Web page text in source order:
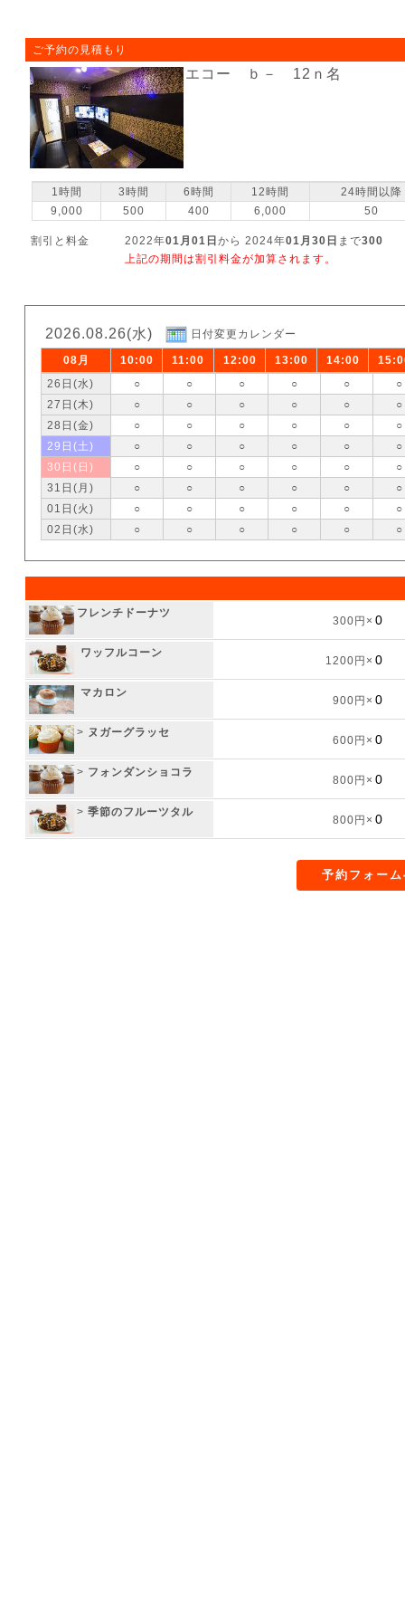
ご予約の見積もり
エコー ｂ－ 12ｎ名
1時間 3時間 6時間 12時間
24時間以降
9,000
500 400 6,000 50
割引と料金 2022年01月01日 から 2024年01月30日 まで300
上記の期間は割引料金が加算されます。
2026.08.26(水) 日付変更カレンダー
08月 10:00 11:00 12:00 13:00 14:00
26日(水)
○ ○ ○ ○ ○
○
27日(木)
○ ○ ○ ○ ○
○
28日(金)
○ ○ ○ ○ ○
○
29日(土)
○ ○ ○ ○ ○
○
30日(日)
○ ○ ○ ○ ○
○
31日(月)
○ ○ ○ ○ ○
○
01日(火)
○ ○ ○ ○ ○
○
02日(水)
○ ○ ○ ○ ○ ○
フレンチドーナツ
300円×
ワッフルコーン
1200円×
マカロン
900円×
> ヌガーグラッセ
600円×
> フォンダンショコラ
800円×
> 季節のフルーツタル
800円×